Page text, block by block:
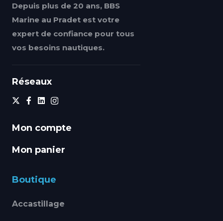
Depuis plus de 20 ans, BBS
Marine au Pradet est votre
expert de confiance pour tous
vos besoins nautiques.
Réseaux
Mon compte
Mon panier
Boutique
Accastillage